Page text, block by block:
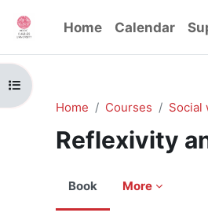
Home Calendar
Open course index
Home
Courses Social
Reflexivity
Book More